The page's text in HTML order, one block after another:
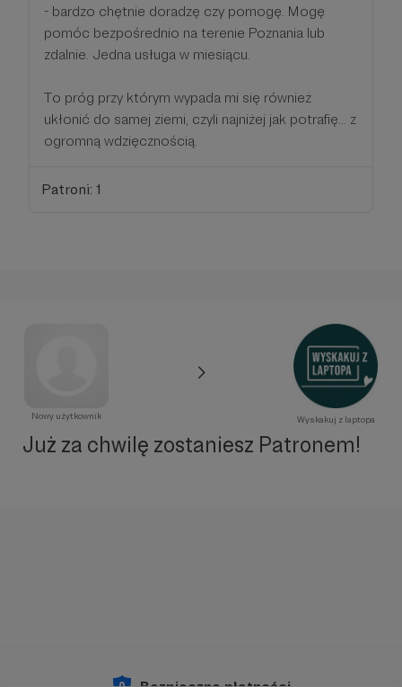
- bardzo chętnie doradzę czy pomogę. Mogę
pomóc bezpośrednio na terenie Poznania lub
zdalnie. Jedna usługa w miesiącu.
To próg przy którym wypada mi się również
ukłonić do samej ziemi, czyli najniżej jak potrafię... z
ogromną wdzięcznością.
Patroni: 1
Nowy użytkownik Wyskakuj z laptopa
Już za chwilę zostaniesz Patronem!